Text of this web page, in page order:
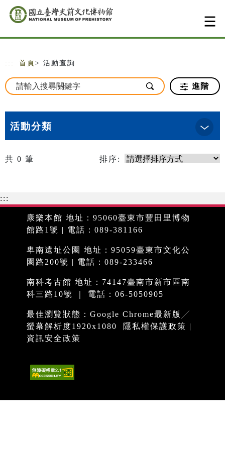
跳到主要內容
網站導覽
::: 首頁 > 活動查詢
進階
活動分類
共 0 筆 排序:
:::
康樂本館 地址：95060臺東市豐田里博物
館路1號 | 電話：089-381166
卑南遺址公園 地址：95059臺東市文化公
園路200號 | 電話：089-233466
南科考古館 地址：74147臺南市新市區南
科三路10號 ｜ 電話：06-5050905
最佳瀏覽狀態：Google Chrome最新版╱
螢幕解析度1920x1080
隱私權保護政策 |
資訊安全政策